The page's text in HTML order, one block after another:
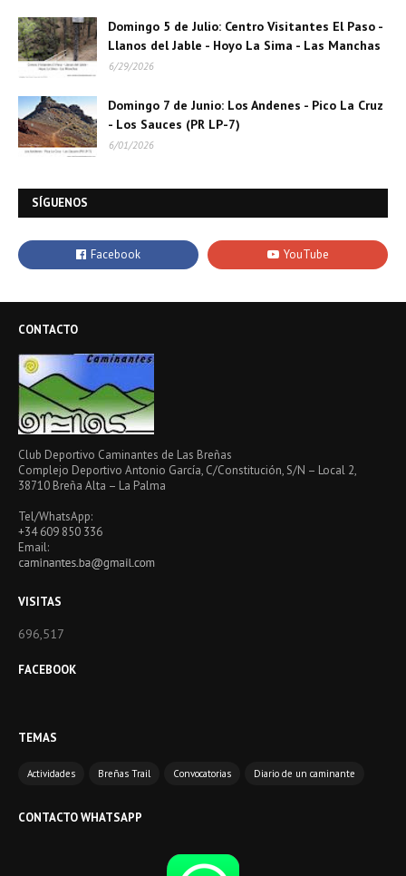
Domingo 5 de Julio: Centro Visitantes El Paso -
Llanos del Jable - Hoyo La Sima - Las Manchas
6/29/2026
Domingo 7 de Junio: Los Andenes - Pico La Cruz
- Los Sauces (PR LP-7)
6/01/2026
SÍGUENOS
CONTACTO
Club Deportivo Caminantes de Las Breñas
Complejo Deportivo Antonio García, C/Constitución, S/N – Local 2,
38710 Breña Alta – La Palma
Tel/WhatsApp:
+34 609 850 336
Email:
VISITAS
696,517
FACEBOOK
TEMAS
Actividades Breñas Trail Convocatorias Diario de un caminante
CONTACTO WHATSAPP